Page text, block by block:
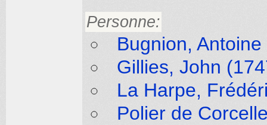
Personne:
Bugnion,
Gillies, John
La Harpe,
Polier de